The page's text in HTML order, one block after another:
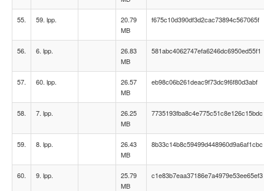
55. 59. lpp.
20.79
MB
f675c10d390df3d2cac73894c567065f
56. 6. lpp.
26.83
MB
581abc4062747efa6246dc6950ed55f1
57. 60. lpp.
26.57
MB
eb98c06b261deac9f73dc9f6f80d3abf
58. 7. lpp.
26.25
MB
7735193fba8c4e775c51c8e126c15bdc
59. 8. lpp.
26.43
MB
8b33c14b8c59499d448960d9a6af1cbc
60. 9. lpp.
25.79
MB
c1e83b7eaa37186e7a4979e53ee65ef3